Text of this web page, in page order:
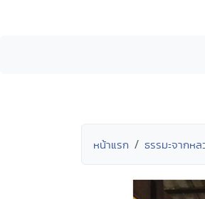
หน้าแรก ธรรมะจากห